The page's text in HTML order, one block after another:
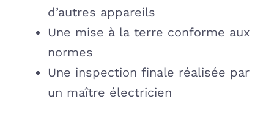
d’autres appareils
Une mise à la terre conforme aux
normes
Une inspection finale réalisée par
un maître électricien